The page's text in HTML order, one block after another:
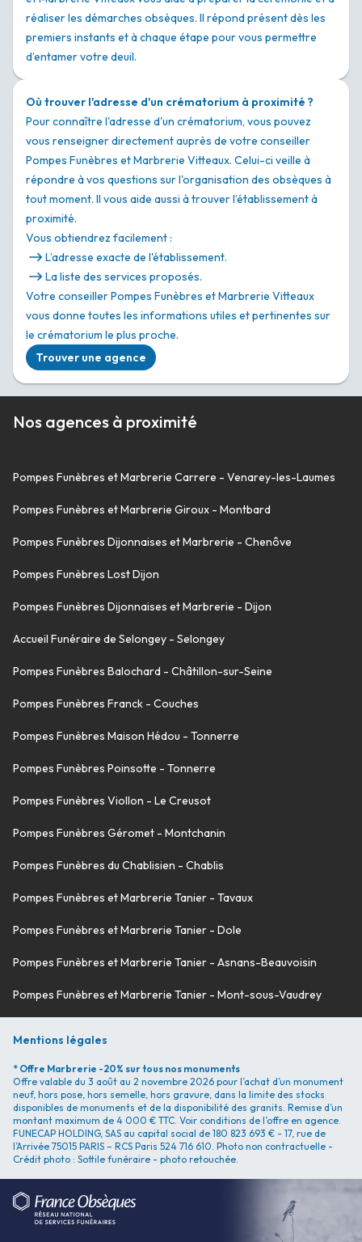
réaliser les démarches obsèques. Il répond présent dès les
premiers instants et à chaque étape pour vous permettre
d’entamer votre deuil.
Où trouver l'adresse d'un crématorium à proximité ?
Pour connaître l'adresse d'un crématorium, vous pouvez
vous renseigner directement auprès de votre conseiller
Pompes Funèbres et Marbrerie Vitteaux. Celui-ci veille à
répondre à vos questions sur l'organisation des obsèques à
tout moment. Il vous aide aussi à trouver l’établissement à
proximité.
Vous obtiendrez facilement :
L’adresse exacte de l'établissement.
La liste des services proposés.
Votre conseiller Pompes Funèbres et Marbrerie Vitteaux
vous donne toutes les informations utiles et pertinentes sur
le crématorium le plus proche.
Trouver une agence
Nos agences à proximité
Pompes Funèbres et Marbrerie Carrere - Venarey-les-Laumes
Pompes Funèbres et Marbrerie Giroux - Montbard
Pompes Funèbres Dijonnaises et Marbrerie - Chenôve
Pompes Funèbres Lost Dijon
Pompes Funèbres Dijonnaises et Marbrerie - Dijon
Accueil Funéraire de Selongey - Selongey
Pompes Funèbres Balochard - Châtillon-sur-Seine
Pompes Funèbres Franck - Couches
Pompes Funèbres Maison Hédou - Tonnerre
Pompes Funèbres Poinsotte - Tonnerre
Pompes Funèbres Viollon - Le Creusot
Pompes Funèbres Géromet - Montchanin
Pompes Funèbres du Chablisien - Chablis
Pompes Funèbres et Marbrerie Tanier - Tavaux
Pompes Funèbres et Marbrerie Tanier - Dole
Pompes Funèbres et Marbrerie Tanier - Asnans-Beauvoisin
Pompes Funèbres et Marbrerie Tanier - Mont-sous-Vaudrey
Mentions légales
* Offre Marbrerie -20% sur tous nos monuments
Offre valable du 3 août au 2 novembre 2026 pour l’achat d’un monument
neuf, hors pose, hors semelle, hors gravure, dans la limite des stocks
disponibles de monuments et de la disponibilité des granits. Remise d’un
montant maximum de 4 000 € TTC. Voir conditions de l’offre en agence.
FUNECAP HOLDING, SAS au capital social de 180 823 693 € - 17, rue de
l’Arrivée 75015 PARIS – RCS Paris 524 716 610. Photo non contractuelle -
Crédit photo : Sottile funéraire - photo retouchée.